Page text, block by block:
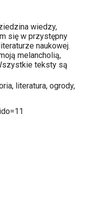
wiedzy,
się w przystępny
naukowej.
melancholią,
teksty są
literatura, ogrody,